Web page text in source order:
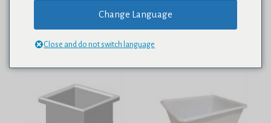
Change Language
Close and do not switch language